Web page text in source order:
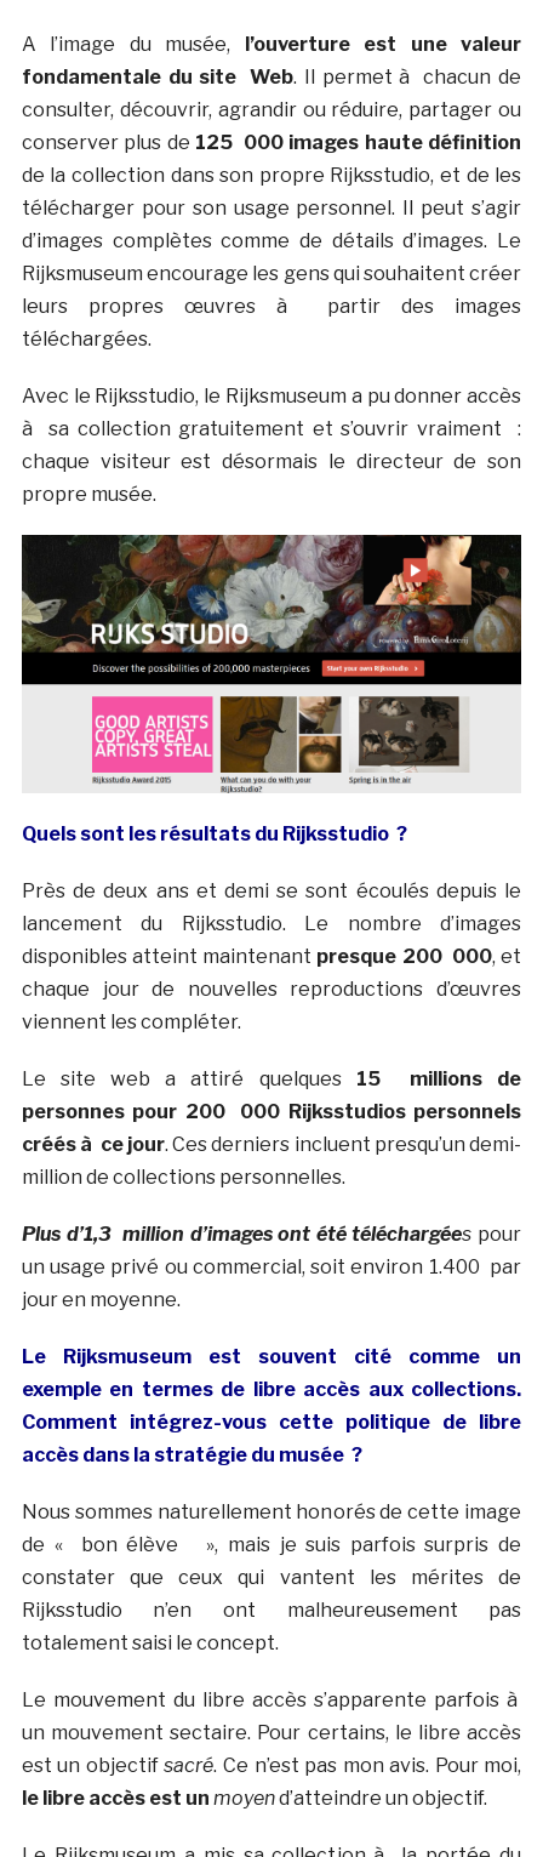
A l’image du musée, l’ouverture est une valeur
fondamentale du site Web. Il permet à chacun de
consulter, découvrir, agrandir ou réduire, partager ou
conserver plus de 125 000 images haute définition
de la collection dans son propre Rijksstudio, et de les
télécharger pour son usage personnel. Il peut s’agir
d’images complètes comme de détails d’images. Le
Rijksmuseum encourage les gens qui souhaitent créer
leurs propres œuvres à partir des images
téléchargées.
Avec le Rijksstudio, le Rijksmuseum a pu donner accès
à sa collection gratuitement et s’ouvrir vraiment :
chaque visiteur est désormais le directeur de son
propre musée.
Quels sont les résultats du Rijksstudio ?
Près de deux ans et demi se sont écoulés depuis le
lancement du Rijksstudio. Le nombre d’images
disponibles atteint maintenant presque 200 000, et
chaque jour de nouvelles reproductions d’œuvres
viennent les compléter.
Le site web a attiré quelques 15 millions de
personnes pour 200 000 Rijksstudios personnels
créés à ce jour. Ces derniers incluent presqu’un demi-
million de collections personnelles.
Plus d’1,3 million d’images ont été téléchargées pour
un usage privé ou commercial, soit environ 1.400 par
jour en moyenne.
Le Rijksmuseum est souvent cité comme un
exemple en termes de libre accès aux collections.
Comment intégrez-vous cette politique de libre
accès dans la stratégie du musée ?
Nous sommes naturellement honorés de cette image
de « bon élève », mais je suis parfois surpris de
constater que ceux qui vantent les mérites de
Rijksstudio n’en ont malheureusement pas
totalement saisi le concept.
Le mouvement du libre accès s’apparente parfois à
un mouvement sectaire. Pour certains, le libre accès
est un objectifsacré. Ce n’est pas mon avis. Pour moi,
le libre accès est un moyend’atteindre un objectif.